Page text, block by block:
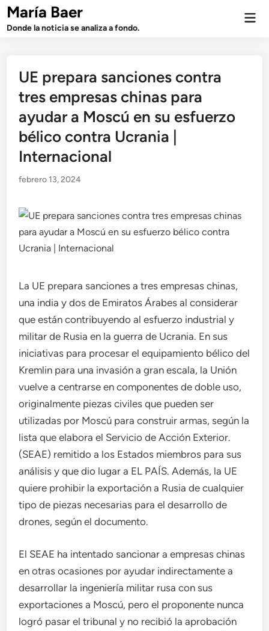
Saltar
contenido
María Baer
Donde la noticia se analiza a fondo.
UE prepara sanciones contra
tres empresas chinas para
ayudar a Moscú en su esfuerzo
bélico contra Ucrania |
Internacional
febrero 13, 2024
La UE prepara sanciones a tres empresas chinas,
una india y dos de Emiratos Árabes al considerar
que están contribuyendo al esfuerzo industrial y
militar de Rusia en la guerra de Ucrania. En sus
iniciativas para procesar el equipamiento bélico del
Kremlin para una invasión a gran escala, la Unión
vuelve a centrarse en componentes de doble uso,
originalmente piezas civiles que pueden ser
utilizadas por Moscú para construir armas, según la
lista que elabora el Servicio de Acción Exterior.
(SEAE) remitido a los Estados miembros para sus
análisis y que dio lugar a EL PAÍS. Además, la UE
quiere prohibir la exportación a Rusia de cualquier
tipo de piezas necesarias para el desarrollo de
drones, según el documento.
El SEAE ha intentado sancionar a empresas chinas
en otras ocasiones por ayudar indirectamente a
desarrollar la ingeniería militar rusa con sus
exportaciones a Moscú, pero el proponente nunca
logró pasar el tribunal y no recibió la aprobación